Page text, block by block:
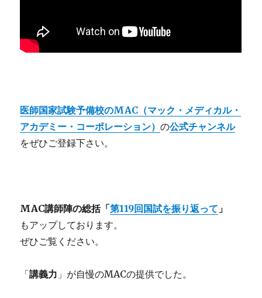
医師国家試験予備校のMAC（マック・メディカル・
アカデミー・コーポレーション）の公式チャンネル
をぜひご登録下さい。
MAC講師陣の総括「第119回国試を振り返って 」
もアップしております。
ぜひご覧ください。
「講義力 」が自慢のMACの提供でした。